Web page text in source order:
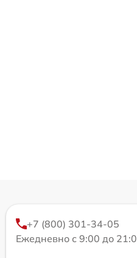
+7 (800) 301-34-05
Ежедневно с 9:00 до